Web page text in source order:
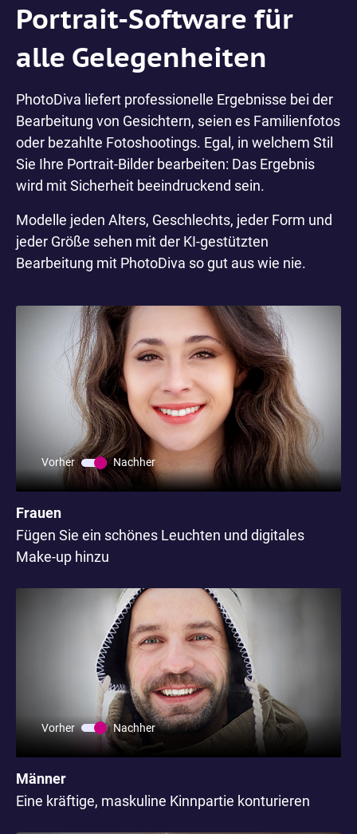
Portrait-Software für
alle Gelegenheiten
PhotoDiva liefert professionelle Ergebnisse bei der
Bearbeitung von Gesichtern, seien es Familienfotos
oder bezahlte Fotoshootings. Egal, in welchem Stil
Sie Ihre Portrait-Bilder bearbeiten: Das Ergebnis
wird mit Sicherheit beeindruckend sein.
Modelle jeden Alters, Geschlechts, jeder Form und
jeder Größe sehen mit der KI-gestützten
Bearbeitung mit PhotoDiva so gut aus wie nie.
Vorher Nachher
Frauen
Fügen Sie ein schönes Leuchten und digitales
Make-up hinzu
Vorher Nachher
Männer
Eine kräftige, maskuline Kinnpartie konturieren